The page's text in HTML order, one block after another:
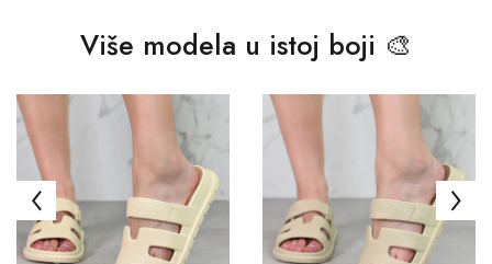
Više modela u istoj boji 🎨